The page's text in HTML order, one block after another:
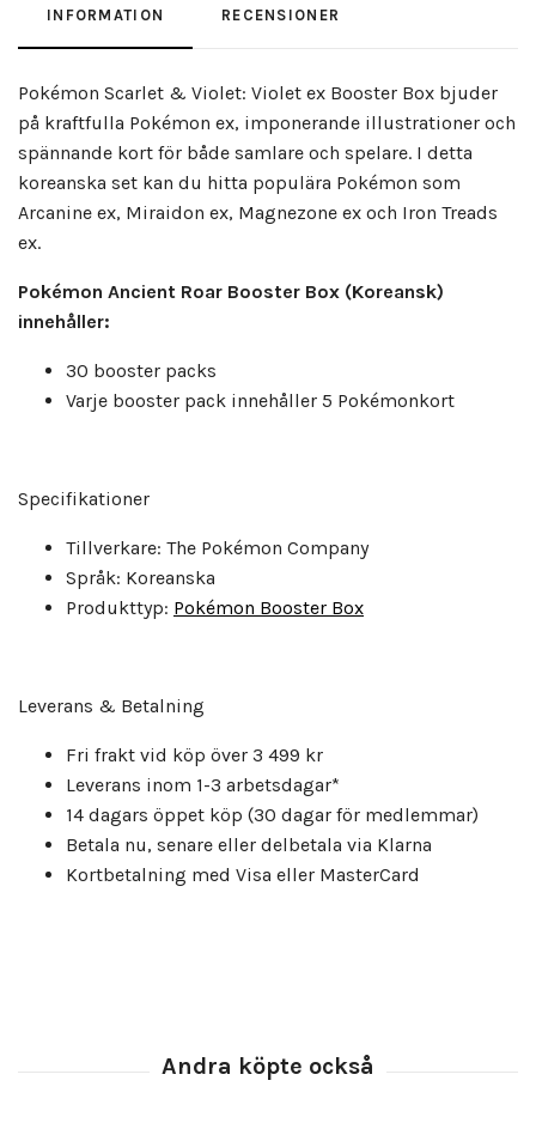
INFORMATION RECENSIONER
Pokémon Scarlet & Violet: Violet ex Booster Box bjuder
på kraftfulla Pokémon ex, imponerande illustrationer och
spännande kort för både samlare och spelare. I detta
koreanska set kan du hitta populära Pokémon som
Arcanine ex, Miraidon ex, Magnezone ex och Iron Treads
ex.
Pokémon Ancient Roar Booster Box (Koreansk)
innehåller:
30 booster packs
Varje booster pack innehåller 5 Pokémonkort
Specifikationer
Tillverkare: The Pokémon Company
Språk: Koreanska
Produkttyp: Pokémon Booster Box
Leverans & Betalning
Fri frakt vid köp över 3 499 kr
Leverans inom 1-3 arbetsdagar*
14 dagars öppet köp (30 dagar för medlemmar)
Betala nu, senare eller delbetala via Klarna
Kortbetalning med Visa eller MasterCard